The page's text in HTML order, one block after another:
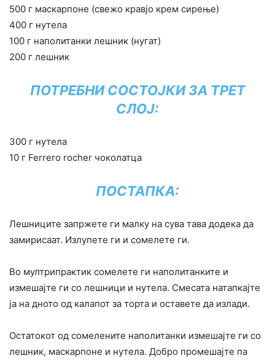
500 г маскарпоне (свежо кравјо крем сирење)
400 г нутела
100 г наполитанки лешник (нугат)
200 г лешник
ПОТРЕБНИ СОСТОЈКИ ЗА ТРЕТ
СЛОЈ:
300 г нутела
10 г Ferrero rocher чоколатца
ПОСТАПКА:
Лешниците запржете ги малку на сува тава додека да
замирисаат. Излупете ги и сомелете ги.
Во мултрипрактик сомелете ги наполитанките и
измешајте ги со лешници и нутела. Смесата натапкајте
ја на дното од калапот за торта и оставете да излади.
Остатокот од сомелените наполитанки измешајте ги со
лешник, маскарпоне и нутела. Добро промешајте па